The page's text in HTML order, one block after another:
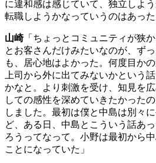
に違和感は感じていて、独立しよ
転職しようかなっていうのはあった
山崎「ちょっとコミュニティが狭
とお客さんだけみたいなのが、ず
も、居心地はよかった。何度目か
上司から外に出てみないかという
かなと。より刺激を受け、知見を
しての感性を深めていきたかった
しました。最初は僕と中島は別々
ど、ある日、中島とこういう話あ
ろうってなって。小野は最初から
ことになっていた」